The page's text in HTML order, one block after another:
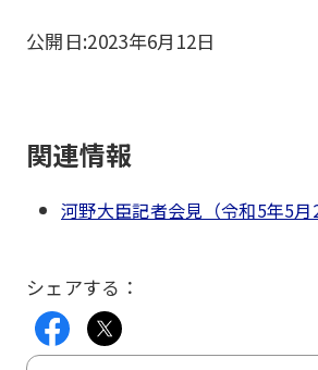
公開日:2023年6月12日
関連情報
河野大臣記者会見（令和5年5月
シェアする：